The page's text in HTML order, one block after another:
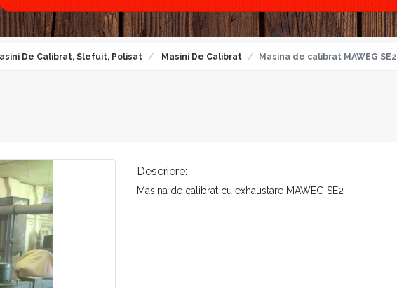
De Calibrat, Slefuit, Polisat Masini De Calibrat Masina de calibrat MAWEG SE2
Descriere:
Masina de calibrat cu exhaustare MAWEG SE2